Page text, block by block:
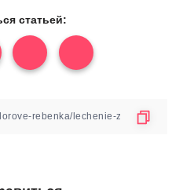
статьей: